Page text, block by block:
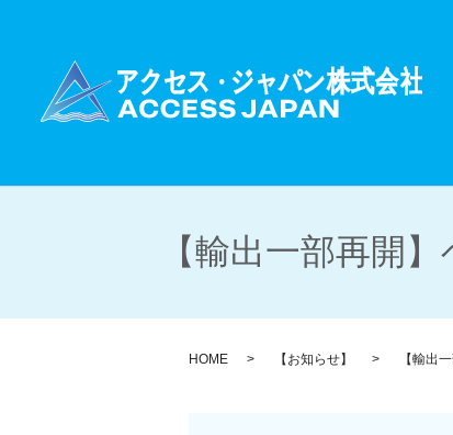
【輸出一部再開
HOME 【お知らせ】 【輸出